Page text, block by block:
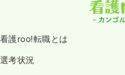
看護roo!転職とは
選考状況